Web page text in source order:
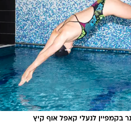
בקמפיין לנעלי קאפל אוף קיץ